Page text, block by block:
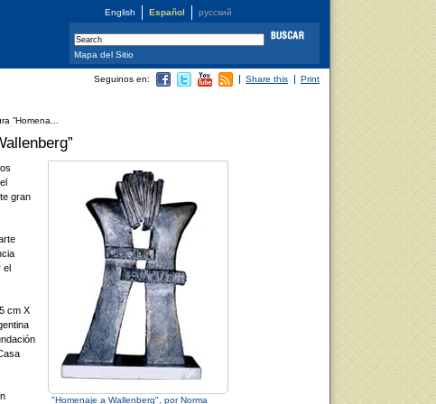
English Español русский
”Homena...
"Homenaje a Wallenberg", por Norma
gran
el
cm X
Seguinos en: Share this Print
Mapa del Sitio